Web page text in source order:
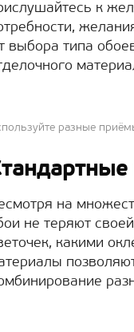
к
выбора типа
разные
на
не теряют
какими